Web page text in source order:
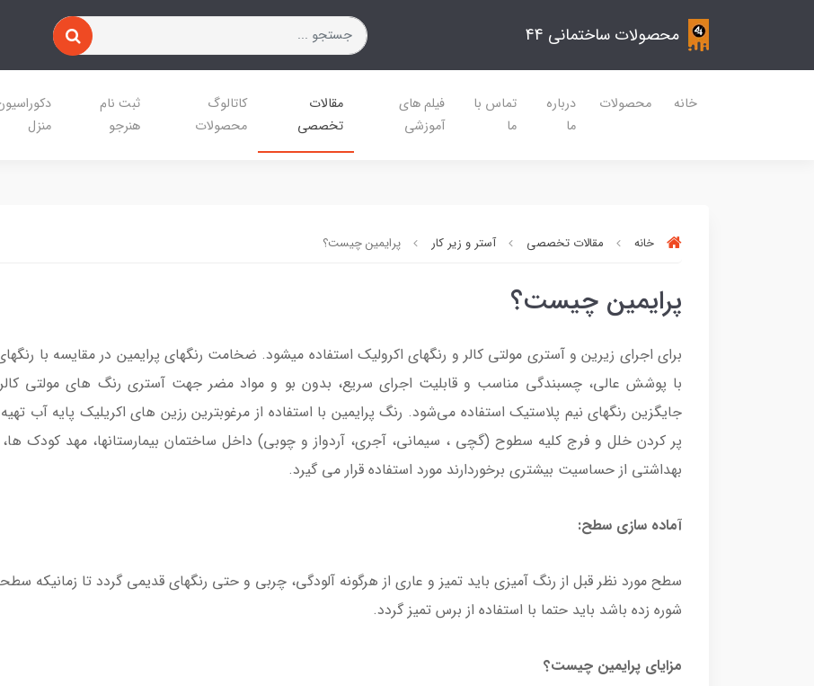
محصولات ساختمانی 44
خانه محصولات
درباره
ما
تماس با
ما
فیلم های
آموزشی
مقالات
تخصصی
کاتالوگ
محصولات
ثبت نام
هنرجو
منزل
خانه مقالات تخصصی آستر و زیر کار پرایمین چیست؟
پرایمین چیست؟
برای اجرای زیرین و آستری مولتی کالر و رنگهای اکرولیک استفاده میشود. ضخامت رنگهای پرایمین در مقایسه با
با پوشش عالی، چسبندگی مناسب و قابلیت اجرای سریع، بدون بو و مواد مضر جهت آستری رنگ های مولتی
جایگزین رنگهای نیم پلاستیک استفاده می‌شود. رنگ پرایمین با استفاده از مرغوبترین رزین های اكریلیك پایه آب
پر کردن خلل و فرج کلیه سطوح (گچی ، سیمانی، آجری، آردواز و چوبی) داخل ساختمان بیمارستانها، مهد كودك ها،
بهداشتی از حساسیت بیشتری برخوردارند مورد استفاده قرار می گیرد.
آماده سازی سطح:
سطح مورد نظر قبل از رنگ آمیزی باید تمیز و عاری از هرگونه آلودگی، چربی و حتی رنگهای قدیمی گردد تا زمانیكه
شوره زده باشد باید حتما با استفاده از برس تمیز گردد.
مزایای پرایمین چیست؟